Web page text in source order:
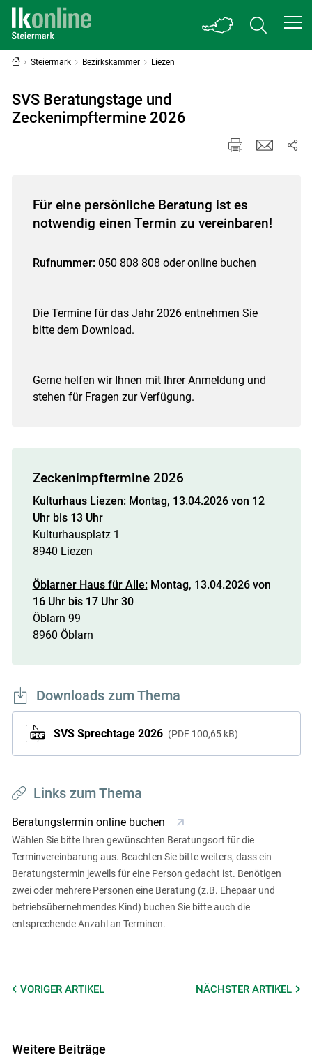
Skip to main content
Steiermark Bezirkskammer Liezen
SVS Beratungstage und
Zeckenimpftermine 2026
Für eine persönliche Beratung ist es
notwendig einen Termin zu vereinbaren!
Rufnummer: 050 808 808 oder online buchen
Die Termine für das Jahr 2026 entnehmen Sie
bitte dem Download.
Gerne helfen wir Ihnen mit Ihrer Anmeldung und
stehen für Fragen zur Verfügung.
Zeckenimpftermine 2026
Kulturhaus Liezen: Montag, 13.04.2026 von 12
Uhr bis 13 Uhr
Kulturhausplatz 1
8940 Liezen
Öblarner Haus für Alle: Montag, 13.04.2026 von
16 Uhr bis 17 Uhr 30
Öblarn 99
8960 Öblarn
Downloads zum Thema
SVS Sprechtage 2026 PDF 100,65 kB
Links zum Thema
Beratungstermin online buchen
Wählen Sie bitte Ihren gewünschten Beratungsort für die
Terminvereinbarung aus. Beachten Sie bitte weiters, dass ein
Beratungstermin jeweils für eine Person gedacht ist. Benötigen
zwei oder mehrere Personen eine Beratung (z.B. Ehepaar und
betriebsübernehmendes Kind) buchen Sie bitte auch die
entsprechende Anzahl an Terminen.
VORIGER ARTIKEL NÄCHSTERARTIKEL
Weitere Beiträge